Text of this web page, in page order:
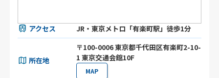
アクセス JR・東京メトロ「有楽町駅」徒歩1分
所在地
〒100-0006 東京都千代田区有楽町2-10-
1 東京交通会館10F
MAP